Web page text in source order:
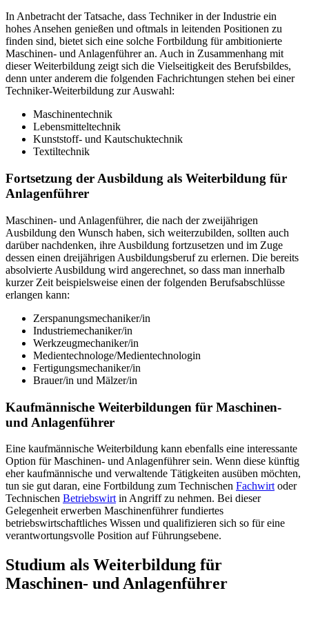
In Anbetracht der Tatsache, dass Techniker in der Industrie ein
hohes Ansehen genießen und oftmals in leitenden Positionen zu
finden sind, bietet sich eine solche Fortbildung für ambitionierte
Maschinen- und Anlagenführer an. Auch in Zusammenhang mit
dieser Weiterbildung zeigt sich die Vielseitigkeit des Berufsbildes,
denn unter anderem die folgenden Fachrichtungen stehen bei einer
Techniker-Weiterbildung zur Auswahl:
Maschinentechnik
Lebensmitteltechnik
Kunststoff- und Kautschuktechnik
Textiltechnik
Fortsetzung der Ausbildung als Weiterbildung für
Anlagenführer
Maschinen- und Anlagenführer, die nach der zweijährigen
Ausbildung den Wunsch haben, sich weiterzubilden, sollten auch
darüber nachdenken, ihre Ausbildung fortzusetzen und im Zuge
dessen einen dreijährigen Ausbildungsberuf zu erlernen. Die bereits
absolvierte Ausbildung wird angerechnet, so dass man innerhalb
kurzer Zeit beispielsweise einen der folgenden Berufsabschlüsse
erlangen kann:
Zerspanungsmechaniker/in
Industriemechaniker/in
Werkzeugmechaniker/in
Medientechnologe/Medientechnologin
Fertigungsmechaniker/in
Brauer/in und Mälzer/in
Kaufmännische Weiterbildungen für Maschinen-
und Anlagenführer
Eine kaufmännische Weiterbildung kann ebenfalls eine interessante
Option für Maschinen- und Anlagenführer sein. Wenn diese künftig
eher kaufmännische und verwaltende Tätigkeiten ausüben möchten,
tun sie gut daran, eine Fortbildung zum Technischen Fachwirt oder
Technischen Betriebswirt in Angriff zu nehmen. Bei dieser
Gelegenheit erwerben Maschinenführer fundiertes
betriebswirtschaftliches Wissen und qualifizieren sich so für eine
verantwortungsvolle Position auf Führungsebene.
Studium als Weiterbildung für
Maschinen- und Anlagenführer